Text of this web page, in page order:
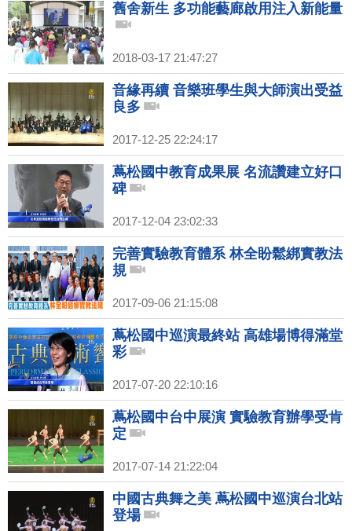
舊舍新生 多功能藝廊啟用注入新能量
2018-03-17 21:47:27
音緣再續 音樂班學生與大師演出受益
良多
2017-12-25 22:24:17
蔦松國中教育成果展 名流讚建立好口
碑
2017-12-04 23:02:33
完善實驗教育體系 林全盼鬆綁實教法
規
2017-09-06 21:15:08
蔦松國中巡演最終站 高雄場博得滿堂
彩
2017-07-20 22:10:16
蔦松國中台中展演 實驗教育辦學受肯
定
2017-07-14 21:22:04
中國古典舞之美 蔦松國中巡演台北站
登場